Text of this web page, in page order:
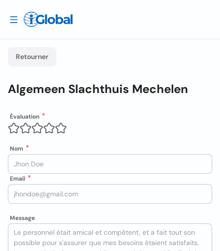
Retourner
Algemeen Slachthuis Mechelen
Évaluation
Nom
Email
Message